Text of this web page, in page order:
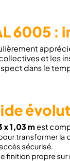
6005 :
et les
dans le
x 1,03 mest
transformer la
sécurisé.
finition propre sur